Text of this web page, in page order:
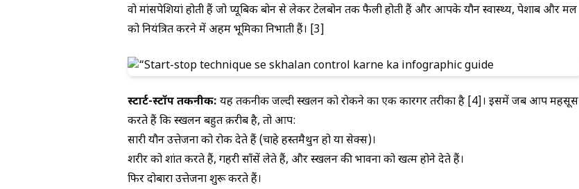
वो मांसपेशियां होती हैं जो प्यूबिक बोन से लेकर टेलबोन तक फैली होती हैं और आपके यौन स्वास्थ्य, पेशाब और मल
को नियंत्रित करने में अहम भूमिका निभाती हैं। [3]
स्टार्ट-स्टॉप तकनीक: यह तकनीक जल्दी स्खलन को रोकने का एक कारगर तरीका है [4]। इसमें जब आप महसूस
करते हैं कि स्खलन बहुत क़रीब है, तो आप:
सारी यौन उत्तेजना को रोक देते हैं (चाहे हस्तमैथुन हो या सेक्स)।
शरीर को शांत करते हैं, गहरी साँसें लेते हैं, और स्खलन की भावना को खत्म होने देते हैं।
फिर दोबारा उत्तेजना शुरू करते हैं।